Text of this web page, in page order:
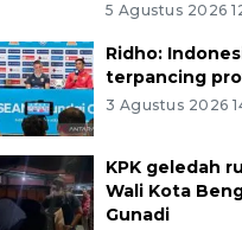
5 Agustus 2026
Ridho:
terpancing
3 Agustus 2026
KPK geledah
Wali Kota
Gunadi